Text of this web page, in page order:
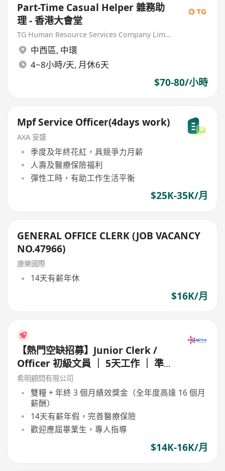
Part-Time Casual Helper 雜務助
理 - 香港大會堂
TG Human Resource Services Company Limited
中西區, 中環
4~8小時/天, 月休6天
$70-80/小時
Mpf Service Officer(4days work)
AXA 安盛
季度及年終花紅，具競爭力月薪
人壽及醫療保險福利
彈性工時，有助工作生活平衡
$25K-35K/月
GENERAL OFFICE CLERK (JOB VACANCY
NO.47966)
康樂國際
14天有薪年休
$16K/月
【熱門空缺招募】Junior Clerk /
Officer 初級文員 ｜ 5天工作 ｜ 準
時收工 ｜ 年薪高達 16 個月
希明顧問有限公司
雙糧 + 年終 3 個月績效獎金（全年度高達 16 個月
薪酬）
14天有薪年假，完善醫療保險
歡迎應屆畢業生，專人指導
$14K-16K/月